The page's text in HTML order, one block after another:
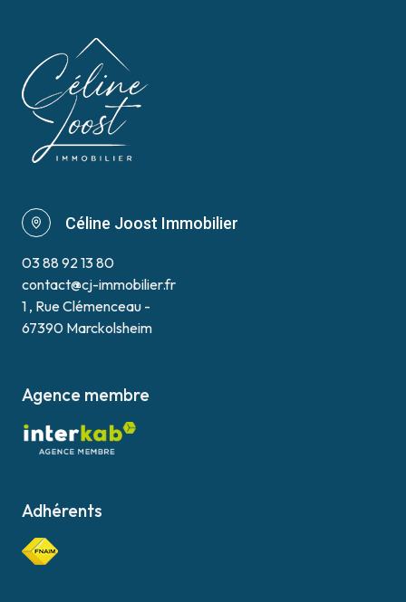
Céline Joost Immobilier
03 88 92 13 80
contact@cj-immobilier.fr
1 , Rue Clémenceau -
67390 Marckolsheim
Agence membre
Adhérents